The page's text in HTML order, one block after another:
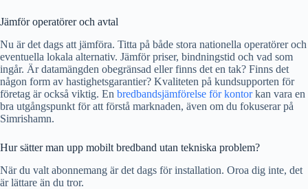
Jämför operatörer och avtal
Nu är det dags att jämföra. Titta på både stora nationella operatörer och
eventuella lokala alternativ. Jämför priser, bindningstid och vad som
ingår. Är datamängden obegränsad eller finns det en tak? Finns det
någon form av hastighetsgarantier? Kvaliteten på kundsupporten för
företag är också viktig. En bredbandsjämförelse för kontorkan vara en
bra utgångspunkt för att förstå marknaden, även om du fokuserar på
Simrishamn.
Hur sätter man upp mobilt bredband utan tekniska problem?
När du valt abonnemang är det dags för installation. Oroa dig inte, det
är lättare än du tror.